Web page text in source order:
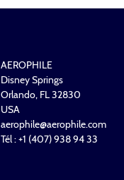
AEROPHILE
Disney Springs
Orlando, FL 32830
USA
aerophile@aerophile.com
Tél : +1 (407) 938 94 33